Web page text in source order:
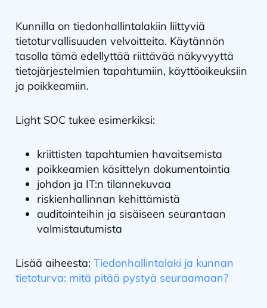
Kunnilla on tiedonhallintalakiin liittyviä
tietoturvallisuuden velvoitteita. Käytännön
tasolla tämä edellyttää riittävää näkyvyyttä
tietojärjestelmien tapahtumiin, käyttöoikeuksiin
ja poikkeamiin.
Light SOC tukee esimerkiksi:
kriittisten tapahtumien havaitsemista
poikkeamien käsittelyn dokumentointia
johdon ja IT:n tilannekuvaa
riskienhallinnan kehittämistä
auditointeihin ja sisäiseen seurantaan
valmistautumista
Lisää aiheesta: Tiedonhallintalaki ja kunnan
tietoturva: mitä pitää pystyä seuraamaan?